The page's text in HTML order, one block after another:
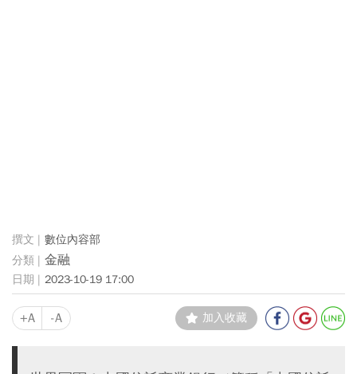
數位內容部
金融
2023-10-19 17:00
+A -A 加入收藏